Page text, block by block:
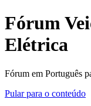
Fórum
Elétrica
Fórum em Português
Pular para o conteúdo